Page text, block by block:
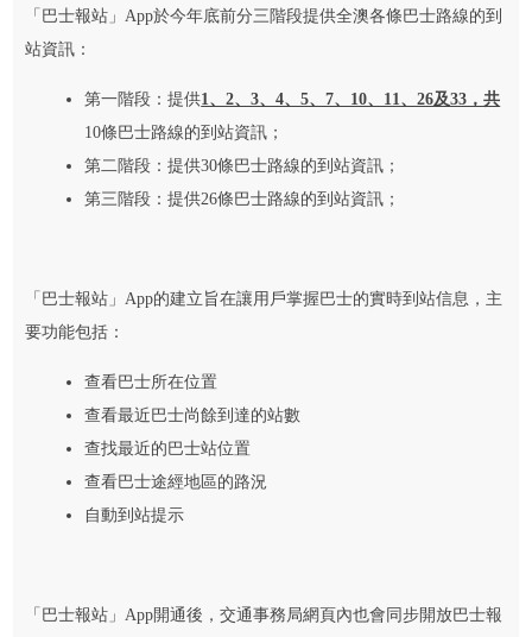
「巴士報站」App於今年底前分三階段提供全澳各條巴士路線的到
站資訊：
第一階段：提供1、2、3、4、5、7、10、11、26及33，共
10條巴士路線的到站資訊；
第二階段：提供30條巴士路線的到站資訊；
第三階段：提供26條巴士路線的到站資訊；
「巴士報站」App的建立旨在讓用戶掌握巴士的實時到站信息，主
要功能包括：
查看巴士所在位置
查看最近巴士尚餘到達的站數
查找最近的巴士站位置
查看巴士途經地區的路況
自動到站提示
「巴士報站」App開通後，交通事務局網頁內也會同步開放巴士報